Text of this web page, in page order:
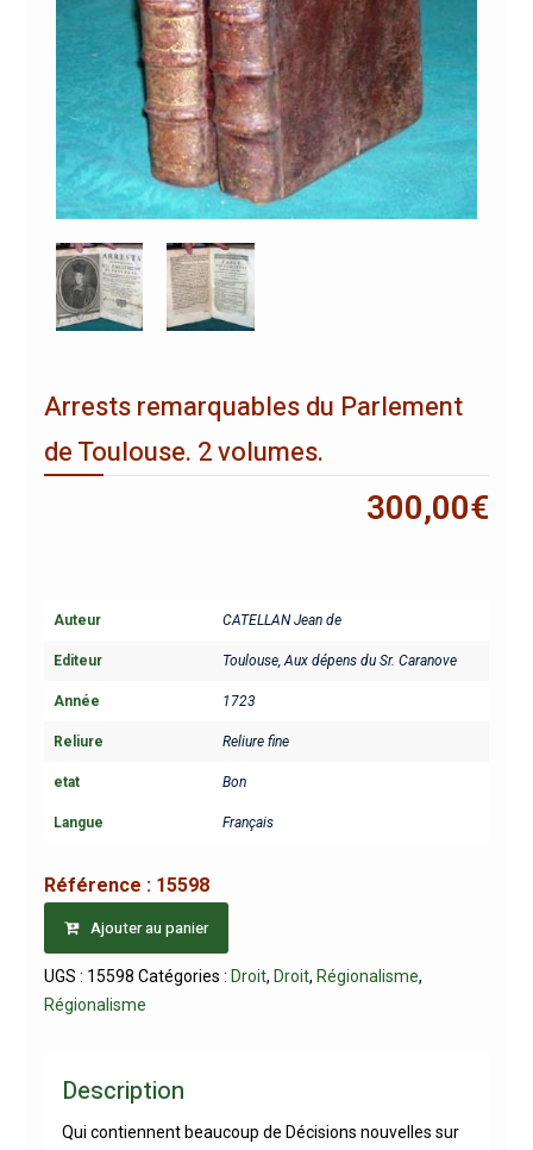
Arrests remarquables du Parlement
de Toulouse. 2 volumes.
300,00€
Auteur CATELLAN Jean de
Editeur Toulouse, Aux dépens du Sr. Caranove
Année 1723
Reliure Reliure fine
etat Bon
Langue Français
Référence : 15598
Ajouter au panier
UGS : 15598 Catégories : Droit, Droit, Régionalisme,
Régionalisme
Description
Qui contiennent beaucoup de Décisions nouvelles sur